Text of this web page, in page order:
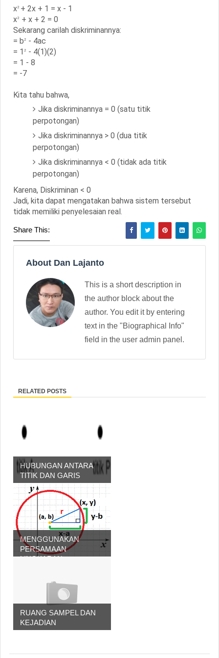
x2 + 2x + 1 = x - 1
x2
+ x + 2 = 0
Sekarang carilah diskriminannya:
= b2
- 4ac
= 1 2
- 4(1)(2)
= 1 - 8
= -7
Kita tahu bahwa,
Jika diskriminannya = 0 (satu titik
perpotongan)
Jika diskriminannya > 0 (dua titik
perpotongan)
Jika diskriminannya < 0 (tidak ada titik
perpotongan)
Karena, Diskriminan < 0
Jadi, kita dapat mengatakan bahwa sistem tersebut
tidak memiliki penyelesaian real.
Share This:
About Dan Lajanto
This is a short description in
the author block about the
author. You edit it by entering
text in the "Biographical Info"
field in the user admin panel.
RELATED POSTS
HUBUNGAN ANTARA
TITIK DAN GARIS
MENGGUNAKAN
PERSAMAAN
LINGKARAN
RUANG SAMPEL DAN
KEJADIAN